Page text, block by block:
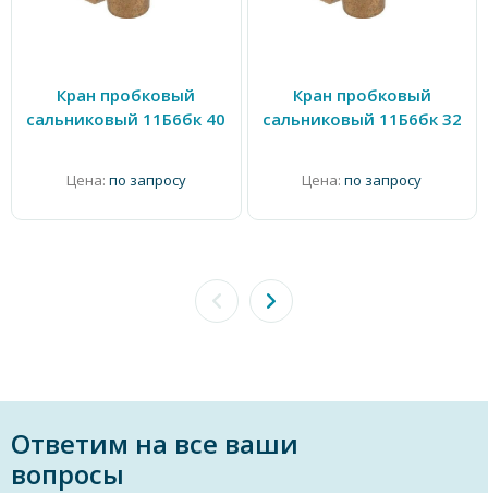
Кран пробковый
сальниковый 11Б6бк 40
Цена: по запросу
Кран пробковый
сальниковый 11Б6бк 32
Цена: по запросу
Ответим на все ваши
вопросы